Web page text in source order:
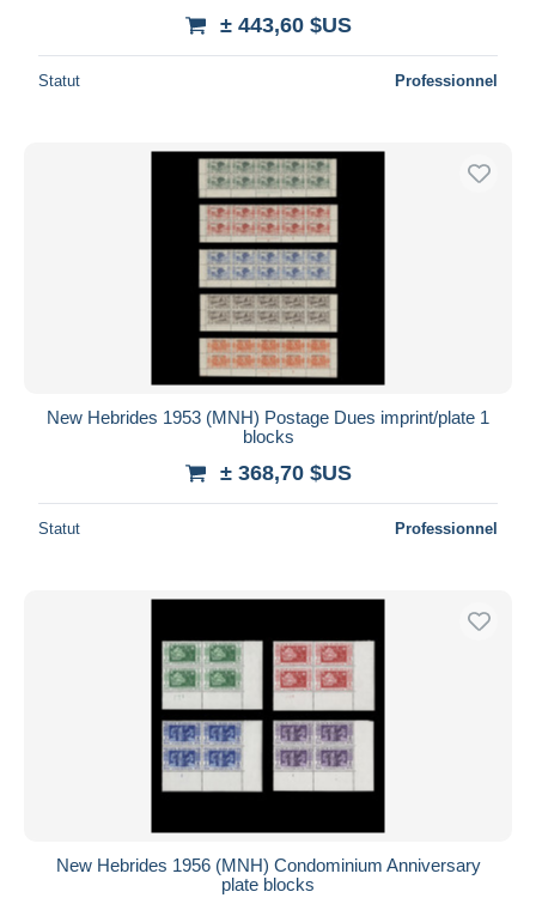
± 443,60 $US
Statut Professionnel
New Hebrides 1953 (MNH) Postage Dues imprint/plate 1
blocks
± 368,70 $US
Statut Professionnel
New Hebrides 1956 (MNH) Condominium Anniversary
plate blocks